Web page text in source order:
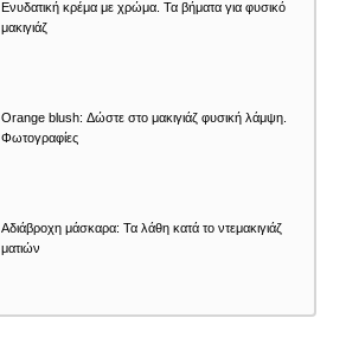
Ενυδατική κρέμα με χρώμα. Τα βήματα για φυσικό
μακιγιάζ
Orange blush: Δώστε στο μακιγιάζ φυσική λάμψη.
Φωτογραφίες
Αδιάβροχη μάσκαρα: Τα λάθη κατά το ντεμακιγιάζ
ματιών